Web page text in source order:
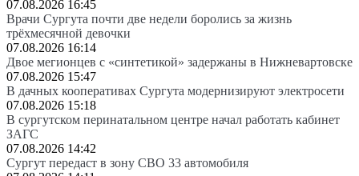
07.08.2026 16:45
Врачи Сургута почти две недели боролись за жизнь
трёхмесячной девочки
07.08.2026 16:14
Двое мегионцев с «синтетикой» задержаны в Нижневартовске
07.08.2026 15:47
В дачных кооперативах Сургута модернизируют электросети
07.08.2026 15:18
В сургутском перинатальном центре начал работать кабинет
ЗАГС
07.08.2026 14:42
Сургут передаст в зону СВО 33 автомобиля